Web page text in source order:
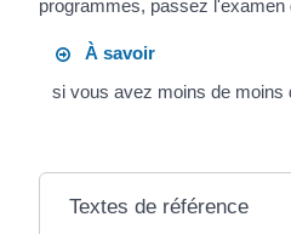
programmes, passez
À savoir
si vous avez moins de moins
Textes de référence